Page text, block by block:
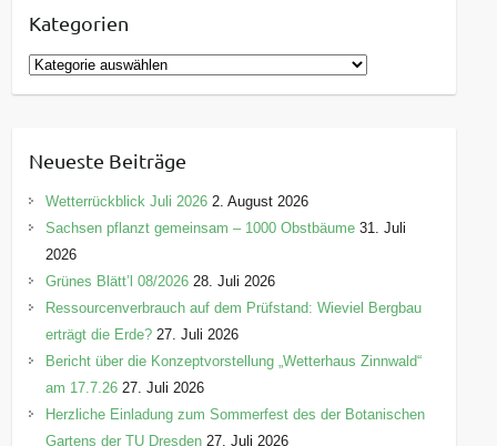
Kategorien
K
a
g
o
r
e
n
Neueste Beiträge
Wetterrückblick Juli 2026 2. August 2026
Sachsen pflanzt gemeinsam – 1000 Obstbäume 31. Juli
2026
Grünes Blätt’l 08/2026 28. Juli 2026
Ressourcenverbrauch auf dem Prüfstand: Wieviel Bergbau
erträgt die Erde? 27. Juli 2026
Bericht über die Konzeptvorstellung „Wetterhaus Zinnwald“
am 17.7.26 27. Juli 2026
Herzliche Einladung zum Sommerfest des der Botanischen
Gartens der TU Dresden 27. Juli 2026